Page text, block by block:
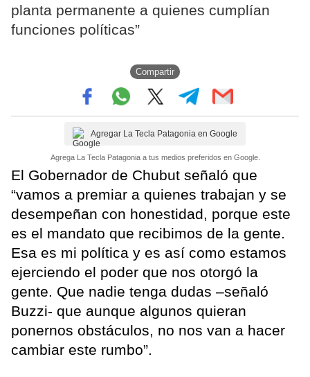
planta permanente a quienes cumplían
funciones políticas”
Compartir
Agregar La Tecla Patagonia en Google
Agrega La Tecla Patagonia a tus medios preferidos en Google.
El Gobernador de Chubut señaló que
“vamos a premiar a quienes trabajan y se
desempeñan con honestidad, porque este
es el mandato que recibimos de la gente.
Esa es mi política y es así como estamos
ejerciendo el poder que nos otorgó la
gente. Que nadie tenga dudas –señaló
Buzzi- que aunque algunos quieran
ponernos obstáculos, no nos van a hacer
cambiar este rumbo”.